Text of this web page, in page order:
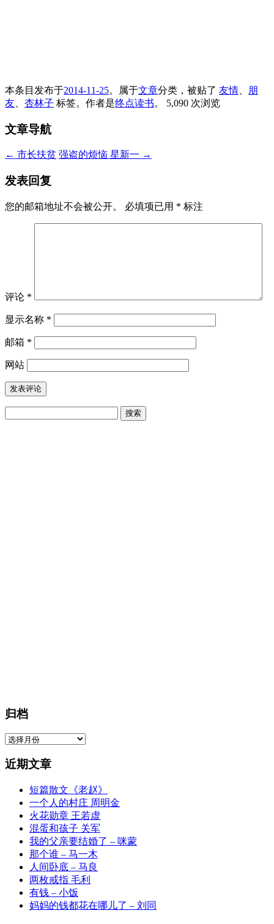
本条目发布于2014-11-25。属于文章分类，被贴了 友情
朋
友
杏林子 标签。 作者是终点读书。 5,090 次浏览
文章导航
← 市长扶贫 强盗的烦恼 星新一 →
发表回复
您的邮箱地址不会被公开。 必填项已用 * 标注
评论 *
显示名称 *
邮箱 *
网站
归档
归
近期文章
短篇散文《老赵》
一个人的村庄 周明金
火花勋章 王若虚
混蛋和孩子 关军
我的父亲要结婚了 – 咪蒙
那个谁 – 马一木
人间卧底 – 马良
两枚戒指 毛利
有钱 – 小饭
妈妈的钱都花在哪儿了 – 刘同